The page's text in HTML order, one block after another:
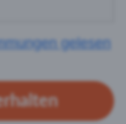
gelesen